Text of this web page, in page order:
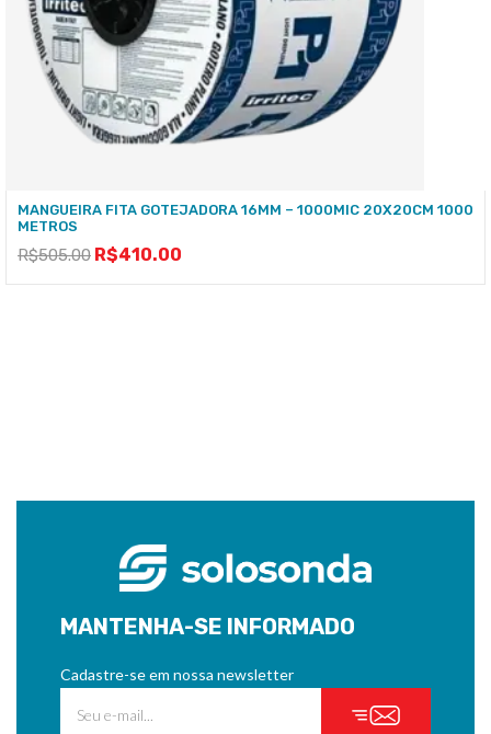
MANGUEIRA FITA GOTEJADORA 16MM – 1000MIC 20X20CM 1000
METROS
R$505.00 R$410.00
MANTENHA-SE INFORMADO
Cadastre-se em nossa newsletter